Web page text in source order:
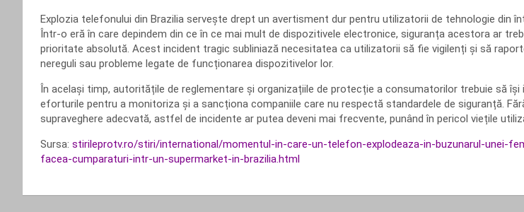
Explozia telefonului din Brazilia servește drept un avertisment dur pentru utilizatorii de tehnologie din
Într-o eră în care depindem din ce în ce mai mult de dispozitivele electronice, siguranța acestora ar
prioritate absolută. Acest incident tragic subliniază necesitatea ca utilizatorii să fie vigilenți și să
nereguli sau probleme legate de funcționarea dispozitivelor lor.
În același timp, autoritățile de reglementare și organizațiile de protecție a consumatorilor trebuie să își
eforturile pentru a monitoriza și a sancționa companiile care nu respectă standardele de siguranță.
supraveghere adecvată, astfel de incidente ar putea deveni mai frecvente, punând în pericol viețile
Sursa: stirileprotv.ro/stiri/international/momentul-in-care-un-telefon-explodeaza-in-buzunarul-unei-
facea-cumparaturi-intr-un-supermarket-in-brazilia.html